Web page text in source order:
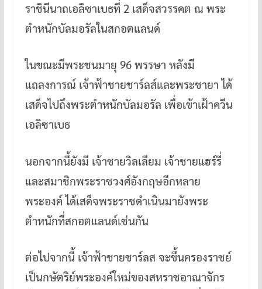
ราชินีนาถเอลิซาเบธที่ 2 เสด็จสวรรคต ณ พระ
ตำหนักบัลมอรัลในสกอตแลนด์
ในขณะมีพระชนมายุ 96 พรรษา หลังมี
แถลงการณ์ เจ้าฟ้าชายชาร์ลส์และพระชายา ได้
เสด็จไปถึงพระตำหนักบัลมอรัล เพื่อเข้าเฝ้าควีน
เอลิซาเบธ
นอกจากนี้ยังมี เจ้าชายวิลเลียม เจ้าชายแฮร์รี่
และสมาชิกพระราชวงศ์อังกฤษอีกหลาย
พระองค์ ได้เสด็จพระราชดำเนินมายังพระ
ตำหนักที่สกอตแลนด์เช่นกัน
ต่อไปจากนี้ เจ้าฟ้าชายชาร์ลส จะขึ้นครองราชย์
เป็นกษัตริย์พระองค์ใหม่ของสหราชอาณาจักร